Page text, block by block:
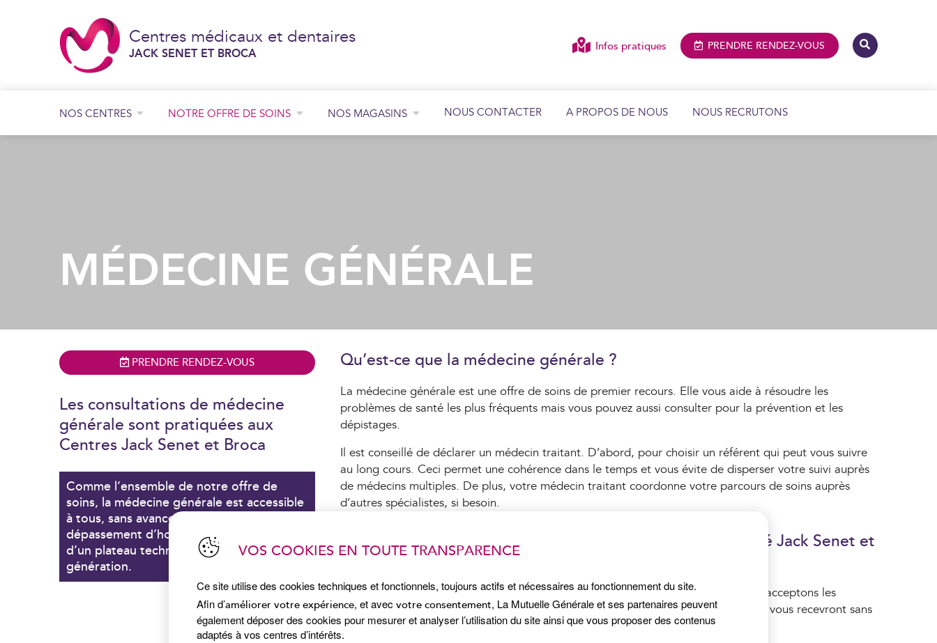
Centres médicaux et dentaires
JACK SENET ET BROCA Infos pratiques PRENDRE RENDEZ-VOUS
NOS CENTRES NOTRE OFFRE DE SOINS NOS MAGASINS NOUS CONTACTER A PROPOS DE NOUS NOUS RECRUTONS
MÉDECINE GÉNÉRALE
PRENDRE RENDEZ-VOUS
Les consultations de médecine
générale sont pratiquées aux
Centres Jack Senet et Broca
Comme l’ensemble de notre offre de
soins, la médecine générale est accessible
à tous, sans avance de frais, sans
dépassement d’honoraire et bénéficie
d’un plateau technique de dernière
génération.
Qu’est-ce que la médecine générale ?
La médecine générale est une offre de soins de premier recours. Elle vous aide à résoudre les
problèmes de santé les plus fréquents mais vous pouvez aussi consulter pour la prévention et les
dépistages.
Il est conseillé de déclarer un médecin traitant. D’abord, pour choisir un référent qui peut vous suivre
au long cours. Ceci permet une cohérence dans le temps et vous évite de disperser votre suivi auprès
de médecins multiples. De plus, votre médecin traitant coordonne votre parcours de soins auprès
d’autres spécialistes, si besoin.
Déclarer votre médecin traitant dans nos Centres de Santé Jack Senet et
Broca, c’est possible
A Jack Senet, vous avez le libre choix du médecin traitant, étant donné que nous acceptons les
nouveaux patients. Si votre médecin n’est pas disponible, ses confrères du Centre vous recevront sans
que vous ne soyez pénalisé dans vos remboursements.
VOS COOKIES EN TOUTE TRANSPARENCE
Ce site utilise des cookies techniques et fonctionnels, toujours actifs et nécessaires au fonctionnement du site.
Afin d’améliorer votre expérience, et avec votre consentement, La Mutuelle Générale et ses partenaires peuvent
également déposer des cookies pour mesurer et analyser l’utilisation du site ainsi que vous proposer des contenus
adaptés à vos centres d’intérêts.